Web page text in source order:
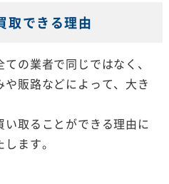
取できる理由
の業者で同じではなく、
販路などによって、大き
取ることができる理由に
ます。